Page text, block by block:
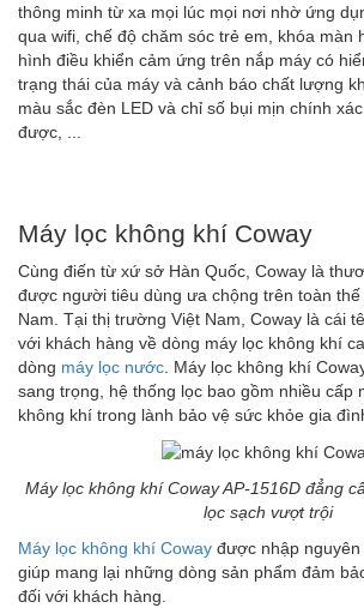
thông minh từ xa mọi lúc mọi nơi nhờ ứng
qua wifi, chế độ chăm sóc trẻ em, khóa màn
hình điều khiển cảm ứng trên nắp máy có
trạng thái của máy và cảnh báo chất lượng
màu sắc đèn LED và chỉ số bụi mịn chính
được, ...
Máy lọc không khí Coway
Cùng điến từ xứ sở Hàn Quốc, Coway là
được người tiêu dùng ưa chộng trên toàn
Nam. Tại thị trường Việt Nam, Coway là cái
với khách hàng về dòng máy lọc không khí
dòng máy lọc nước . Máy lọc không khí
sang trọng, hệ thống lọc bao gồm nhiều cấp
không khí trong lành bảo vệ sức khỏe gia
Máy lọc không khí Coway AP-1516D đẳng
lọc sạch vượt trội
Máy lọc không khí Coway được nhập
giúp mang lại những dòng sản phẩm đảm
đối với khách hàng.